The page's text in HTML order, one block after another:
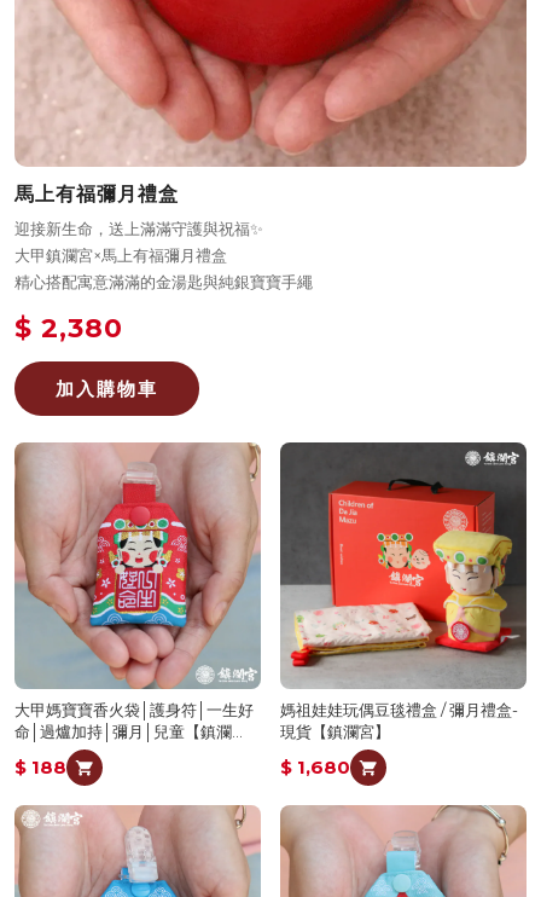
馬上有福彌月禮盒
迎接新生命，送上滿滿守護與祝福✨
大甲鎮瀾宮×馬上有福彌月禮盒
精心搭配寓意滿滿的金湯匙與純銀寶寶手繩
$ 2,380
加入購物車
大甲媽寶寶香火袋│護身符│一生好
命│過爐加持│彌月│兒童【鎮瀾
$ 188
媽祖娃娃玩偶豆毯禮盒 / 彌月禮盒-
現貨【鎮瀾宮】
$ 1,680